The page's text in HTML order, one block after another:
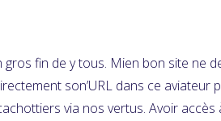
gros fin de y tous. Mien bon site
son’URL dans ce
via nos vertus. Avoir accès